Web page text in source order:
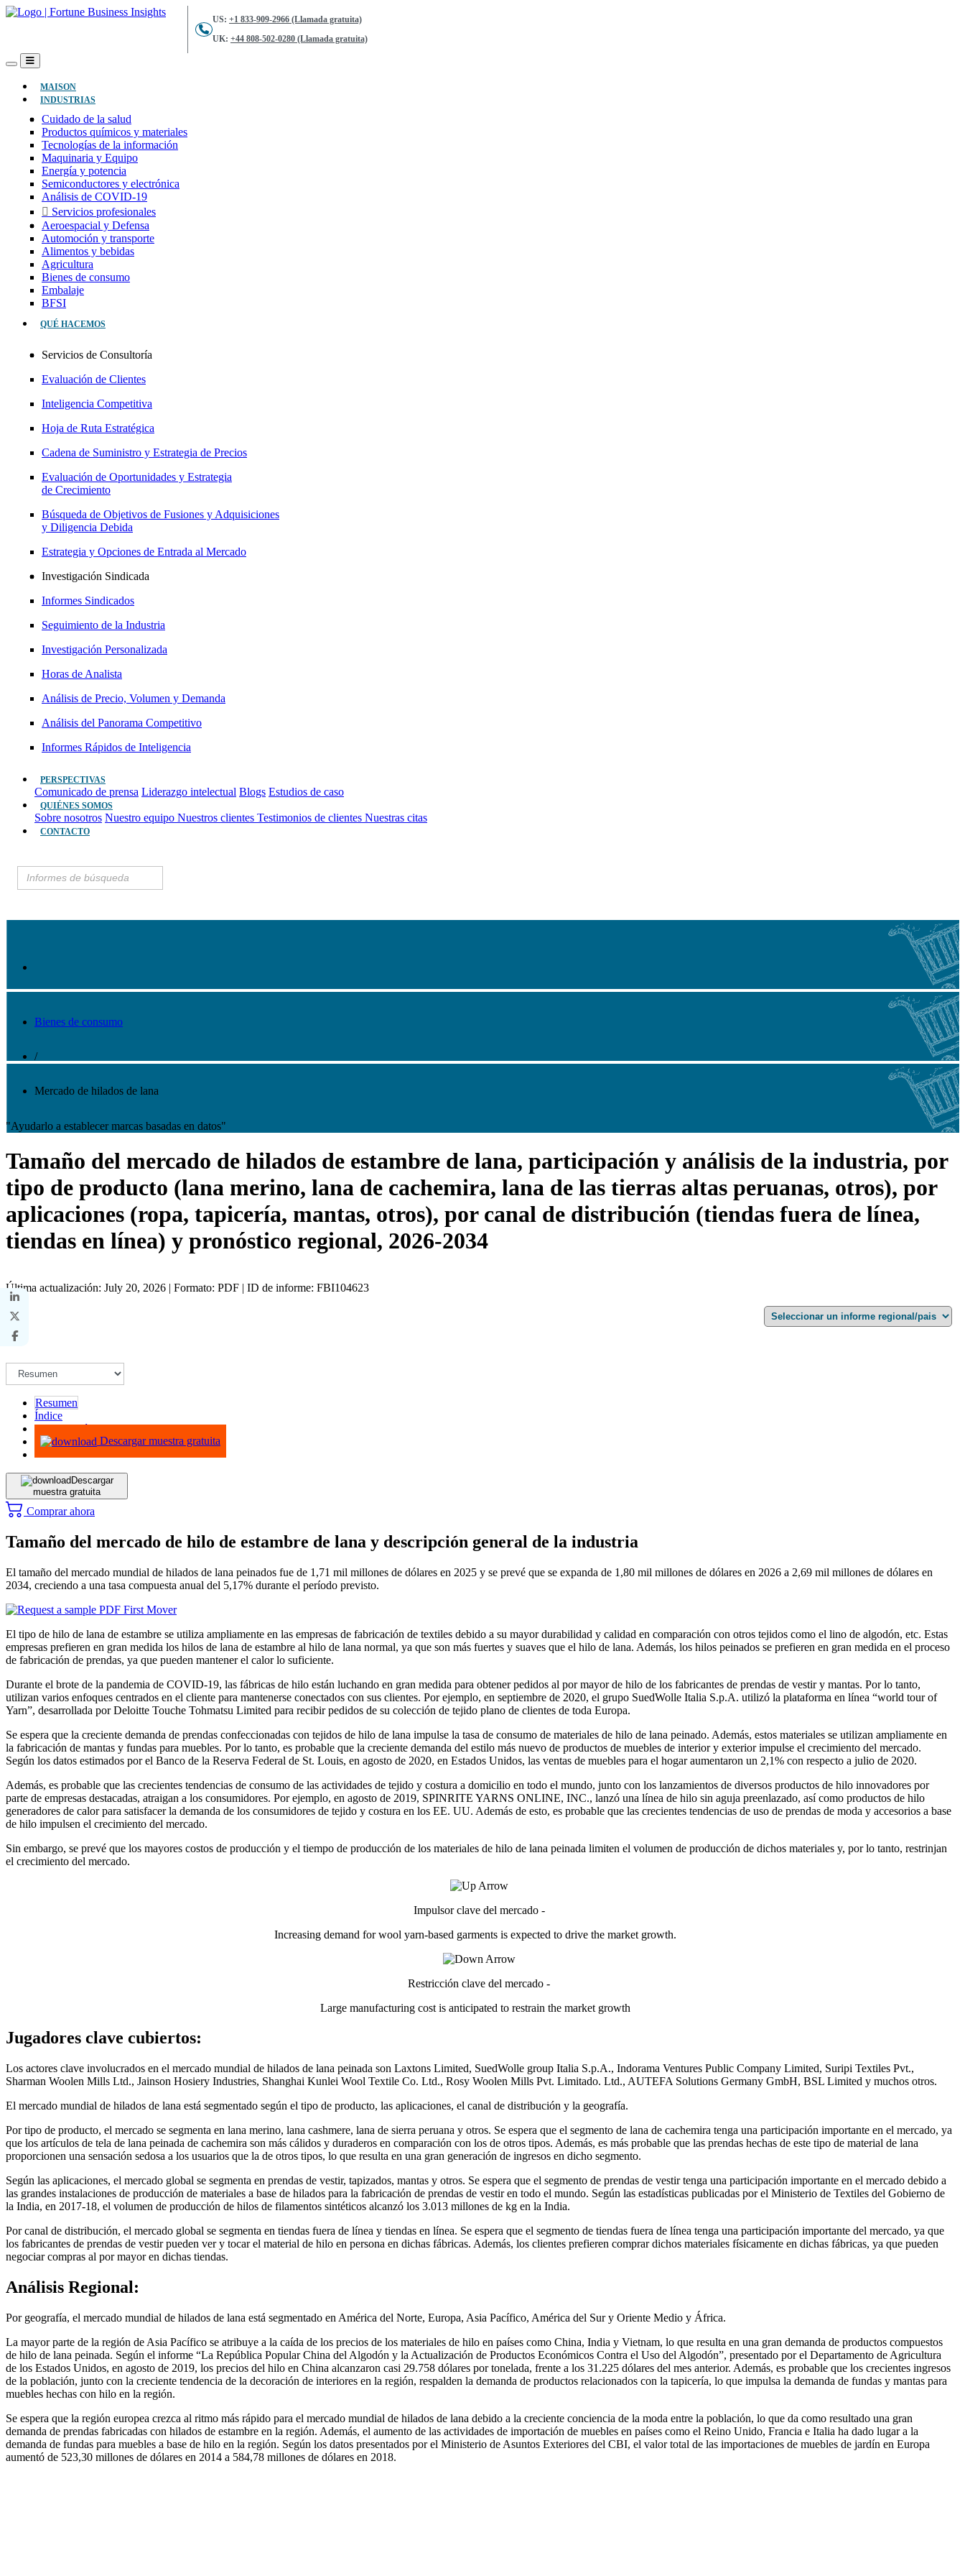
US: +1 833-909-2966 (Llamada gratuita)
UK: +44 808-502-0280 (Llamada gratuita)
MAISON(ACTUAL)
INDUSTRIAS
Cuidado de la salud
Productos químicos y materiales
Tecnologías de la información
Maquinaria y Equipo
Energía y potencia
Semiconductores y electrónica
Análisis de COVID-19
Servicios profesionales
Aeroespacial y Defensa
Automoción y transporte
Alimentos y bebidas
Agricultura
Bienes de consumo
Embalaje
BFSI
QUÉ HACEMOS
Servicios de Consultoría
Evaluación de Clientes
Inteligencia Competitiva
Hoja de Ruta Estratégica
Cadena de Suministro y Estrategia de Precios
Evaluación de Oportunidades y Estrategia
de Crecimiento
Búsqueda de Objetivos de Fusiones y Adquisiciones
y Diligencia Debida
Estrategia y Opciones de Entrada al Mercado
Investigación Sindicada
Informes Sindicados
Seguimiento de la Industria
Investigación Personalizada
Horas de Analista
Análisis de Precio, Volumen y Demanda
Análisis del Panorama Competitivo
Informes Rápidos de Inteligencia
PERSPECTIVAS
Comunicado de prensa Liderazgo intelectual Blogs Estudios de caso
QUIÉNES SOMOS
Sobre nosotros Nuestro equipo Nuestros clientes Testimonios de clientes Nuestras citas
CONTACTO
Bienes de consumo
/
Mercado de hilados de lana
"Ayudarlo a establecer marcas basadas en datos"
Tamaño del mercado de hilados de estambre de lana, participación y análisis de la industria, por
tipo de producto (lana merino, lana de cachemira, lana de las tierras altas peruanas, otros), por
aplicaciones (ropa, tapicería, mantas, otros), por canal de distribución (tiendas fuera de línea,
tiendas en línea) y pronóstico regional, 2026-2034
Última actualización: July 20, 2026 | Formato: PDF | ID de informe: FBI104623
Resumen
Índice
Metodología
Descargar muestra gratuita
Descargar
muestra gratuita
Comprar ahora
Tamaño del mercado de hilo de estambre de lana y descripción general de la industria
El tamaño del mercado mundial de hilados de lana peinados fue de 1,71 mil millones de dólares en 2025 y se prevé que se expanda de 1,80 mil millones de dólares en 2026 a 2,69 mil millones de dólares en
2034, creciendo a una tasa compuesta anual del 5,17% durante el período previsto.
El tipo de hilo de lana de estambre se utiliza ampliamente en las empresas de fabricación de textiles debido a su mayor durabilidad y calidad en comparación con otros tejidos como el lino de algodón, etc. Estas
empresas prefieren en gran medida los hilos de lana de estambre al hilo de lana normal, ya que son más fuertes y suaves que el hilo de lana. Además, los hilos peinados se prefieren en gran medida en el proceso
de fabricación de prendas, ya que pueden mantener el calor lo suficiente.
Durante el brote de la pandemia de COVID-19, las fábricas de hilo están luchando en gran medida para obtener pedidos al por mayor de hilo de los fabricantes de prendas de vestir y mantas. Por lo tanto,
utilizan varios enfoques centrados en el cliente para mantenerse conectados con sus clientes. Por ejemplo, en septiembre de 2020, el grupo SuedWolle Italia S.p.A. utilizó la plataforma en línea “world tour of
Yarn”, desarrollada por Deloitte Touche Tohmatsu Limited para recibir pedidos de su colección de tejido plano de clientes de toda Europa.
Se espera que la creciente demanda de prendas confeccionadas con tejidos de hilo de lana impulse la tasa de consumo de materiales de hilo de lana peinado. Además, estos materiales se utilizan ampliamente en
la fabricación de mantas y fundas para muebles. Por lo tanto, es probable que la creciente demanda del estilo más nuevo de productos de muebles de interior y exterior impulse el crecimiento del mercado.
Según los datos estimados por el Banco de la Reserva Federal de St. Louis, en agosto de 2020, en Estados Unidos, las ventas de muebles para el hogar aumentaron un 2,1% con respecto a julio de 2020.
Además, es probable que las crecientes tendencias de consumo de las actividades de tejido y costura a domicilio en todo el mundo, junto con los lanzamientos de diversos productos de hilo innovadores por
parte de empresas destacadas, atraigan a los consumidores. Por ejemplo, en agosto de 2019, SPINRITE YARNS ONLINE, INC., lanzó una línea de hilo sin aguja preenlazado, así como productos de hilo
generadores de calor para satisfacer la demanda de los consumidores de tejido y costura en los EE. UU. Además de esto, es probable que las crecientes tendencias de uso de prendas de moda y accesorios a base
de hilo impulsen el crecimiento del mercado.
Sin embargo, se prevé que los mayores costos de producción y el tiempo de producción de los materiales de hilo de lana peinada limiten el volumen de producción de dichos materiales y, por lo tanto, restrinjan
el crecimiento del mercado.
Impulsor clave del mercado -
Increasing demand for wool yarn-based garments is expected to drive the market growth.
Restricción clave del mercado -
Large manufacturing cost is anticipated to restrain the market growth
Jugadores clave cubiertos:
Los actores clave involucrados en el mercado mundial de hilados de lana peinada son Laxtons Limited, SuedWolle group Italia S.p.A., Indorama Ventures Public Company Limited, Suripi Textiles Pvt.,
Sharman Woolen Mills Ltd., Jainson Hosiery Industries, Shanghai Kunlei Wool Textile Co. Ltd., Rosy Woolen Mills Pvt. Limitado. Ltd., AUTEFA Solutions Germany GmbH, BSL Limited y muchos otros.
El mercado mundial de hilados de lana está segmentado según el tipo de producto, las aplicaciones, el canal de distribución y la geografía.
Por tipo de producto, el mercado se segmenta en lana merino, lana cashmere, lana de sierra peruana y otros. Se espera que el segmento de lana de cachemira tenga una participación importante en el mercado, ya
que los artículos de tela de lana peinada de cachemira son más cálidos y duraderos en comparación con los de otros tipos. Además, es más probable que las prendas hechas de este tipo de material de lana
proporcionen una sensación sedosa a los usuarios que la de otros tipos, lo que resulta en una gran generación de ingresos en dicho segmento.
Según las aplicaciones, el mercado global se segmenta en prendas de vestir, tapizados, mantas y otros. Se espera que el segmento de prendas de vestir tenga una participación importante en el mercado debido a
las grandes instalaciones de producción de materiales a base de hilados para la fabricación de prendas de vestir en todo el mundo. Según las estadísticas publicadas por el Ministerio de Textiles del Gobierno de
la India, en 2017-18, el volumen de producción de hilos de filamentos sintéticos alcanzó los 3.013 millones de kg en la India.
Por canal de distribución, el mercado global se segmenta en tiendas fuera de línea y tiendas en línea. Se espera que el segmento de tiendas fuera de línea tenga una participación importante del mercado, ya que
los fabricantes de prendas de vestir pueden ver y tocar el material de hilo en persona en dichas fábricas. Además, los clientes prefieren comprar dichos materiales físicamente en dichas fábricas, ya que pueden
negociar compras al por mayor en dichas tiendas.
Análisis Regional:
Por geografía, el mercado mundial de hilados de lana está segmentado en América del Norte, Europa, Asia Pacífico, América del Sur y Oriente Medio y África.
La mayor parte de la región de Asia Pacífico se atribuye a la caída de los precios de los materiales de hilo en países como China, India y Vietnam, lo que resulta en una gran demanda de productos compuestos
de hilo de lana peinada. Según el informe “La República Popular China del Algodón y la Actualización de Productos Económicos Contra el Uso del Algodón”, presentado por el Departamento de Agricultura
de los Estados Unidos, en agosto de 2019, los precios del hilo en China alcanzaron casi 29.758 dólares por tonelada, frente a los 31.225 dólares del mes anterior. Además, es probable que los crecientes ingresos
de la población, junto con la creciente tendencia de la decoración de interiores en la región, respalden la demanda de productos relacionados con la tapicería, lo que impulsa la demanda de fundas y mantas para
muebles hechas con hilo en la región.
Se espera que la región europea crezca al ritmo más rápido para el mercado mundial de hilados de lana debido a la creciente conciencia de la moda entre la población, lo que da como resultado una gran
demanda de prendas fabricadas con hilados de estambre en la región. Además, el aumento de las actividades de importación de muebles en países como el Reino Unido, Francia e Italia ha dado lugar a la
demanda de fundas para muebles a base de hilo en la región. Según los datos presentados por el Ministerio de Asuntos Exteriores del CBI, el valor total de las importaciones de muebles de jardín en Europa
aumentó de 523,30 millones de dólares en 2014 a 584,78 millones de dólares en 2018.